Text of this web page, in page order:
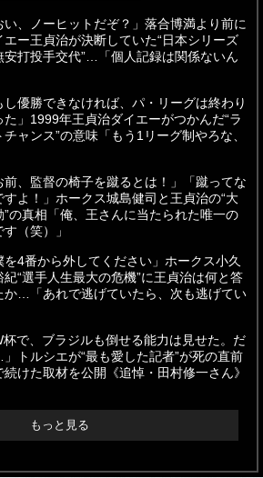
い、ノーヒットだぞ？」落合博満より前に
エー王貞治が決断していた“日本シリーズ
安打投手交代”…「個人記録は関係ないん
し優勝できなければ、パ・リーグは終わり
た」1999年王貞治ダイエーがつかんだ“ラ
チャンス”の意味「もう1リーグ制やろな、
前、監督の椅子を蹴るとは！」「蹴ってな
すよ！」ホークス城島健司と王貞治の“大
”の真相「俺、王さんに当たられた唯一の
す（笑）」
を4番から外してください」ホークス小久
紀“選手人生最大の危機”に王貞治は何と答
か…「あれで逃げていたら、次も逃げてい
杯で、ブラジルも倒せる能力は見せた。だ
トルシエが“最も愛した記者”が死の直前
続けた取材を公開《追悼・田村修一さん》
もっと見る